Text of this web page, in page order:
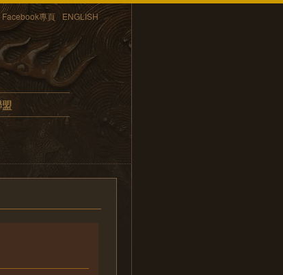
Facebook專頁 ENGLISH